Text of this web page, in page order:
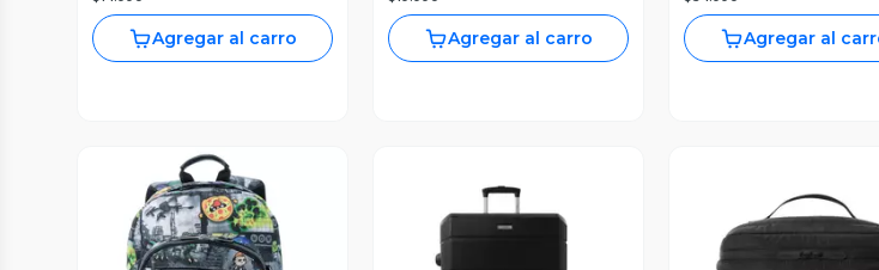
Agregar al carro Agregar al carro Agregar al